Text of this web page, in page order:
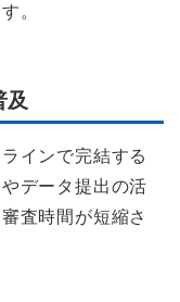
。
及
インで完結する
データ提出の活
査時間が短縮さ